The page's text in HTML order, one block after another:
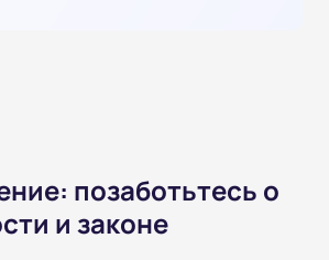
позаботьтесь о
и законе